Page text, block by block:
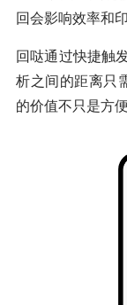
回会影响效率和印
回哒通过快捷触
析之间的距离只
的价值不只是方